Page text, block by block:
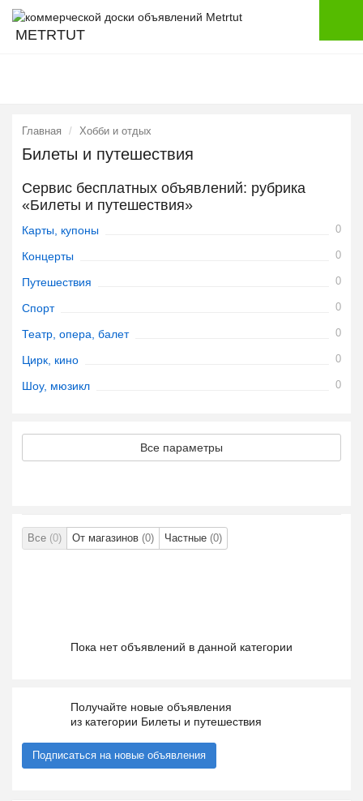
METRTUT
Главная Хобби и отдых
Билеты и путешествия
Сервис бесплатных объявлений: рубрика
«Билеты и путешествия»
Карты, купоны 0
Концерты 0
Путешествия 0
Спорт 0
Театр, опера, балет 0
Цирк, кино 0
Шоу, мюзикл 0
Все параметры
Все (0) От магазинов (0) Частные (0)
Пока нет объявлений в данной категории
Получайте новые объявления
из категории Билеты и путешествия
Подписаться на новые объявления